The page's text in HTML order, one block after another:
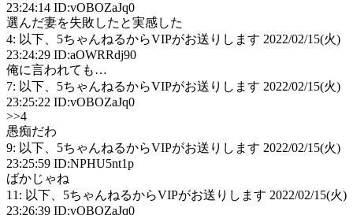
23:24:14 ID:vOBOZaJq0
選んだ妻を失敗したと実感した
4: 以下、5ちゃんねるからVIPがお送りします 2022/02/15(火)
23:24:29 ID:aOWRRdj90
俺に言われても…
7: 以下、5ちゃんねるからVIPがお送りします 2022/02/15(火)
23:25:22 ID:vOBOZaJq0
>>4
愚痴だわ
9: 以下、5ちゃんねるからVIPがお送りします 2022/02/15(火)
23:25:59 ID:NPHU5nt1p
ばかじゃね
11: 以下、5ちゃんねるからVIPがお送りします 2022/02/15(火)
23:26:39 ID:vOBOZaJq0